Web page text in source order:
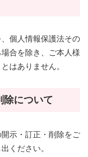
個人情報保護法その
合を除き、ご本人様
はありません。
除について
示・訂正・削除をご
ください。